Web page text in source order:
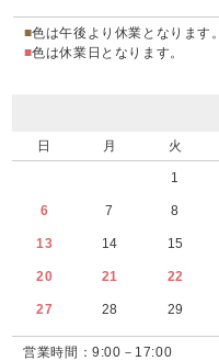
■色は午後より休業となります。
■色は休業日となります。
日 月 火
1
6 7 8
13 14 15
20 21 22
27 28 29
営業時間：9:00－17:00